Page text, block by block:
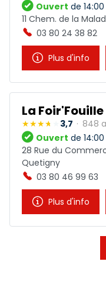
Ouvert de 14:00
11 Chem. de la
03 80 24 38 82
Plus d'info
La
3,7
848
Ouvert de 14:00
28 Rue du
Quetigny
03 80 46 99 63
Plus d'info